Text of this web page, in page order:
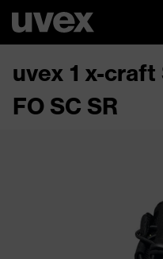
uvex 1 x-craft
FO SC SR